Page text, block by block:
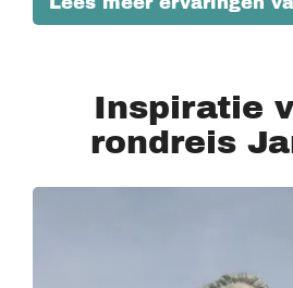
Inspiratie
rondreis